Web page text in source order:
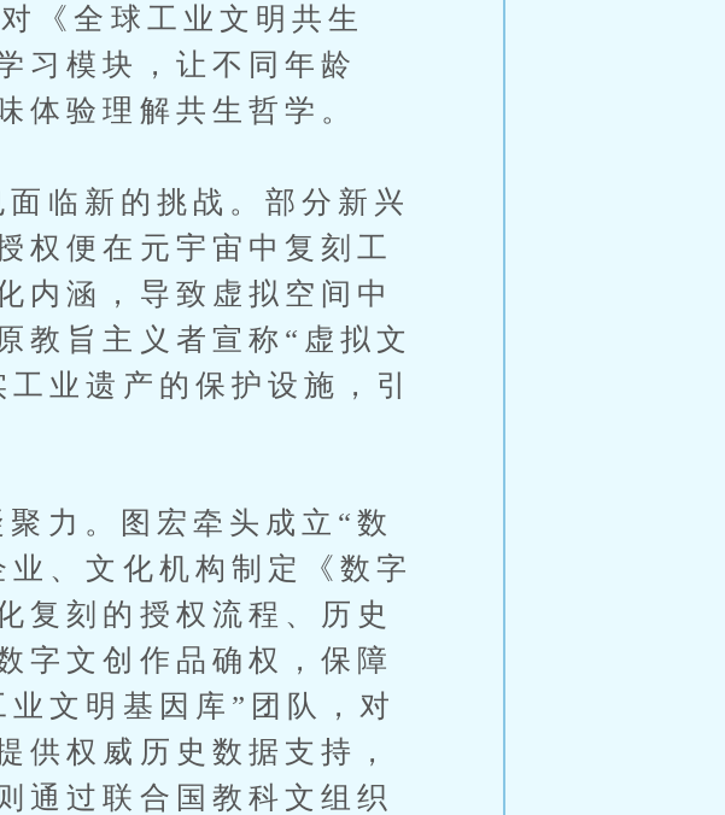
《全球工业文明共生
习模块，让不同年龄
体验理解共生哲学。
临新的挑战。部分新兴
权便在元宇宙中复刻工
内涵，导致虚拟空间中
教旨主义者宣称“虚拟文
业遗产的保护设施，引
力。图宏牵头成立“数
、文化机构制定《数字
复刻的授权流程、历史
字文创作品确权，保障
文明基因库”团队，对
供权威历史数据支持，
通过联合国教科文组织